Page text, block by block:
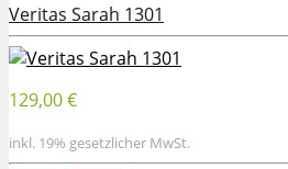
Veritas Sarah 1301
129,00 €
inkl. 19% gesetzlicher MwSt.